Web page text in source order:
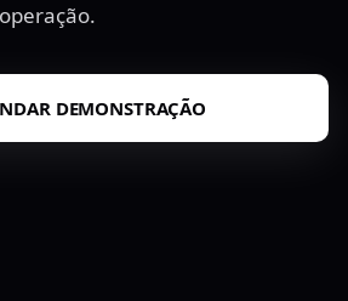
DEMONSTRAÇÃO